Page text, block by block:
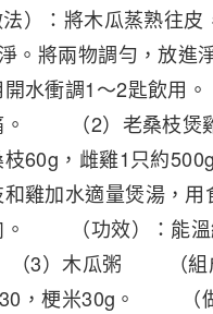
：將木瓜蒸熟往皮
。將兩物調勻，放進
開水衝調1～2匙飲
痛。 （2）老桑枝
枝60g，雌雞1只約
雞加水適量煲湯，用
。 （功效）：能溫
3）木瓜粥 （組
30，梗米30g。 （